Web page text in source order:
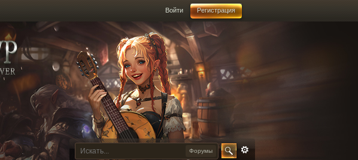
Войти Регистрация
Форумы